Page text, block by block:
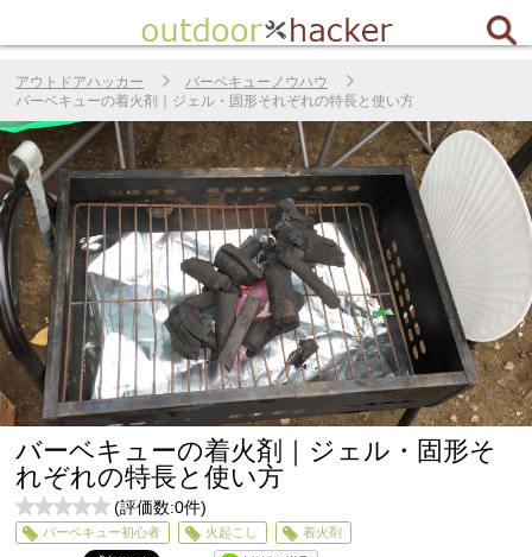
アウトドアハッカー
バーベキューノウハウ
バーベキューの着火剤｜ジェル・固形それぞれの特長と使い方
バーベキューの着火剤｜ジェル・固形そ
れぞれの特長と使い方
0
5
(評価数:0件)
バーベキュー初心者 火起こし 着火剤